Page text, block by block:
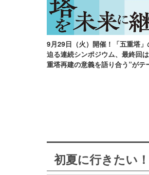
9月29日（火）開催！「五重塔
迫る連続シンポジウム、最終回
重塔再建の意義を語り合う”がテ
初夏に行きたい